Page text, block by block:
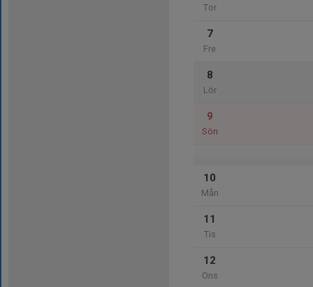
Tor
7
Fre
8
Lör
9
Sön
10
Mån
11
Tis
12
Ons